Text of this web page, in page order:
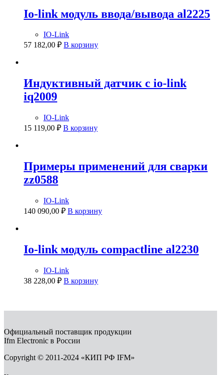
Io-link модуль ввода/вывода al2225
IO-Link
57 182,00 ₽ В корзину
Индуктивный датчик с io-link
iq2009
IO-Link
15 119,00 ₽ В корзину
Примеры применений для сварки
zz0588
IO-Link
140 090,00 ₽ В корзину
Io-link модуль compactline al2230
IO-Link
38 228,00 ₽ В корзину
Официальный поставщик продукции
Ifm Electronic в России
Copyright © 2011-2024 «КИП РФ IFM»